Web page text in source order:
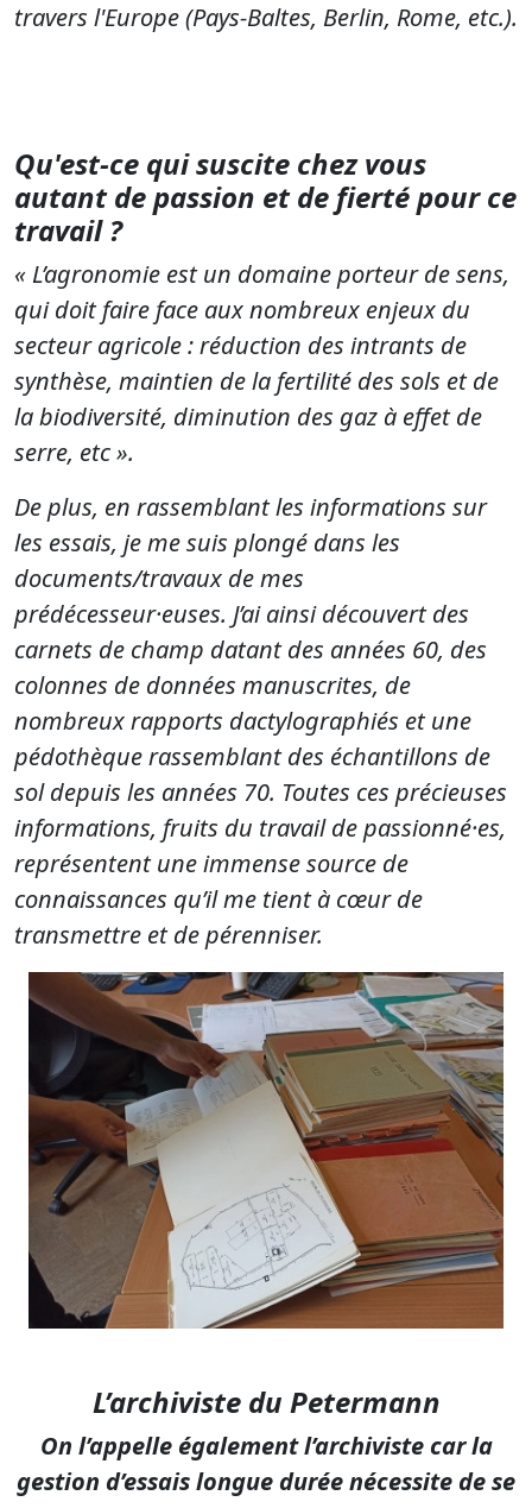
travers l'Europe (Pays-Baltes, Berlin, Rome, etc.).
Qu'est-ce qui suscite chez vous
autant de passion et de fierté pour ce
travail ?
« L’agronomie est un domaine porteur de sens,
qui doit faire face aux nombreux enjeux du
secteur agricole : réduction des intrants de
synthèse, maintien de la fertilité des sols et de
la biodiversité, diminution des gaz à effet de
serre, etc ».
De plus, en rassemblant les informations sur
les essais, je me suis plongé dans les
documents/travaux de mes
prédécesseur·euses. J’ai ainsi découvert des
carnets de champ datant des années 60, des
colonnes de données manuscrites, de
nombreux rapports dactylographiés et une
pédothèque rassemblant des échantillons de
sol depuis les années 70. Toutes ces précieuses
informations, fruits du travail de passionné·es,
représentent une immense source de
connaissances qu’il me tient à cœur de
transmettre et de pérenniser.
L’archiviste du Petermann
On l’appelle également l’archiviste car la
gestion d’essais longue durée nécessite de se